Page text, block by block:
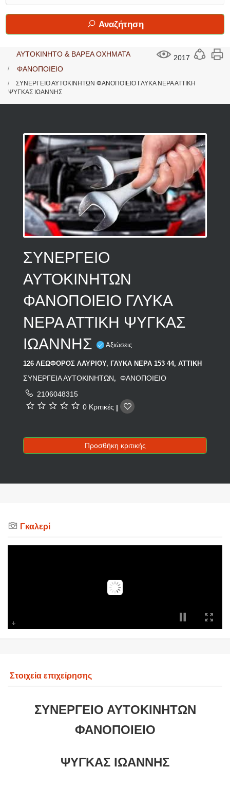
Αναζήτηση
2017
ΑΥΤΟΚΙΝΗΤΟ & ΒΑΡΕΑ ΟΧΗΜΑΤΑ
ΦΑΝΟΠΟΙΕΙΟ
ΣΥΝΕΡΓΕΙΟ ΑΥΤΟΚΙΝΗΤΩΝ ΦΑΝΟΠΟΙΕΙΟ ΓΛΥΚΑ ΝΕΡΑ ΑΤΤΙΚΗ
ΨΥΓΚΑΣ ΙΩΑΝΝΗΣ
ΣΥΝΕΡΓΕΙΟ
ΑΥΤΟΚΙΝΗΤΩΝ
ΦΑΝΟΠΟΙΕΙΟ ΓΛΥΚΑ
ΝΕΡΑ ΑΤΤΙΚΗ ΨΥΓΚΑΣ
ΙΩΑΝΝΗΣ
Αξιώσεις
126 ΛΕΩΦΟΡΟΣ ΛΑΥΡΙΟΥ, ΓΛΥΚΑ ΝΕΡΑ 153 44, ΑΤΤΙΚΗ
ΣΥΝΕΡΓΕΙΑ ΑΥΤΟΚΙΝΗΤΩΝ, ΦΑΝΟΠΟΙΕΙΟ
2106048315
0 Κριτικές |
Προσθήκη κριτικής
Γκαλερί
Στοιχεία επιχείρησης
ΣΥΝΕΡΓΕΙΟ ΑΥΤΟΚΙΝΗΤΩΝ
ΦΑΝΟΠΟΙΕΙΟ
ΨΥΓΚΑΣ ΙΩΑΝΝΗΣ